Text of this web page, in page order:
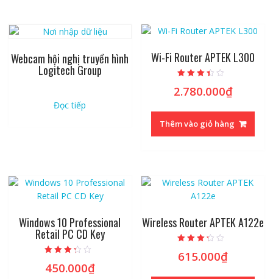
Webcam hội nghị truyền hình
Logitech Group
Đọc tiếp
Wi-Fi Router APTEK L300
hạng
3.15
2.780.000₫
Thêm vào giỏ hàng
Windows 10 Professional
Retail PC CD Key
hạng
3.06
450.000₫
Wireless Router APTEK A122e
hạng
3.02
615.000₫